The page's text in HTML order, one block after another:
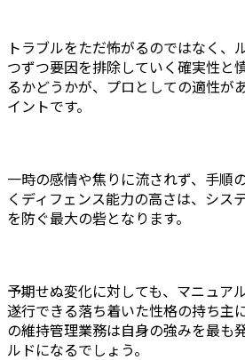
トラブルをただ怖がるのではなく、
つずつ要因を排除していく確実性と
るかどうかが、プロとしての適性が
イントです。
一時の感情や焦りに流されず、手順
くディフェンス能力の高さは、シス
を防ぐ最大の砦となります。
予期せぬ変化に対しても、マニュア
遂行できる落ち着いた性格の持ち主
の維持管理業務は自身の強みを最も
ルドになるでしょう。